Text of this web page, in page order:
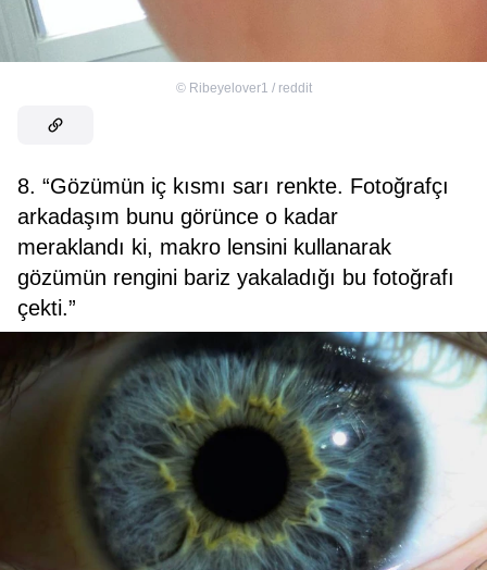
© Ribeyelover1 / reddit
8. “Gözümün iç kısmı sarı renkte. Fotoğrafçı
arkadaşım bunu görünce o kadar
meraklandı ki, makro lensini kullanarak
gözümün rengini bariz yakaladığı bu fotoğrafı
çekti.”